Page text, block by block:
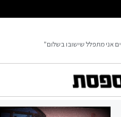
אני מתפלל שישובו בשלום"